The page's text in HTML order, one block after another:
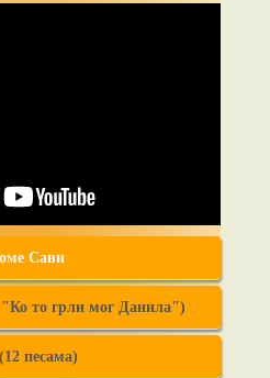
Сави
то грли мог Данила")
песама)